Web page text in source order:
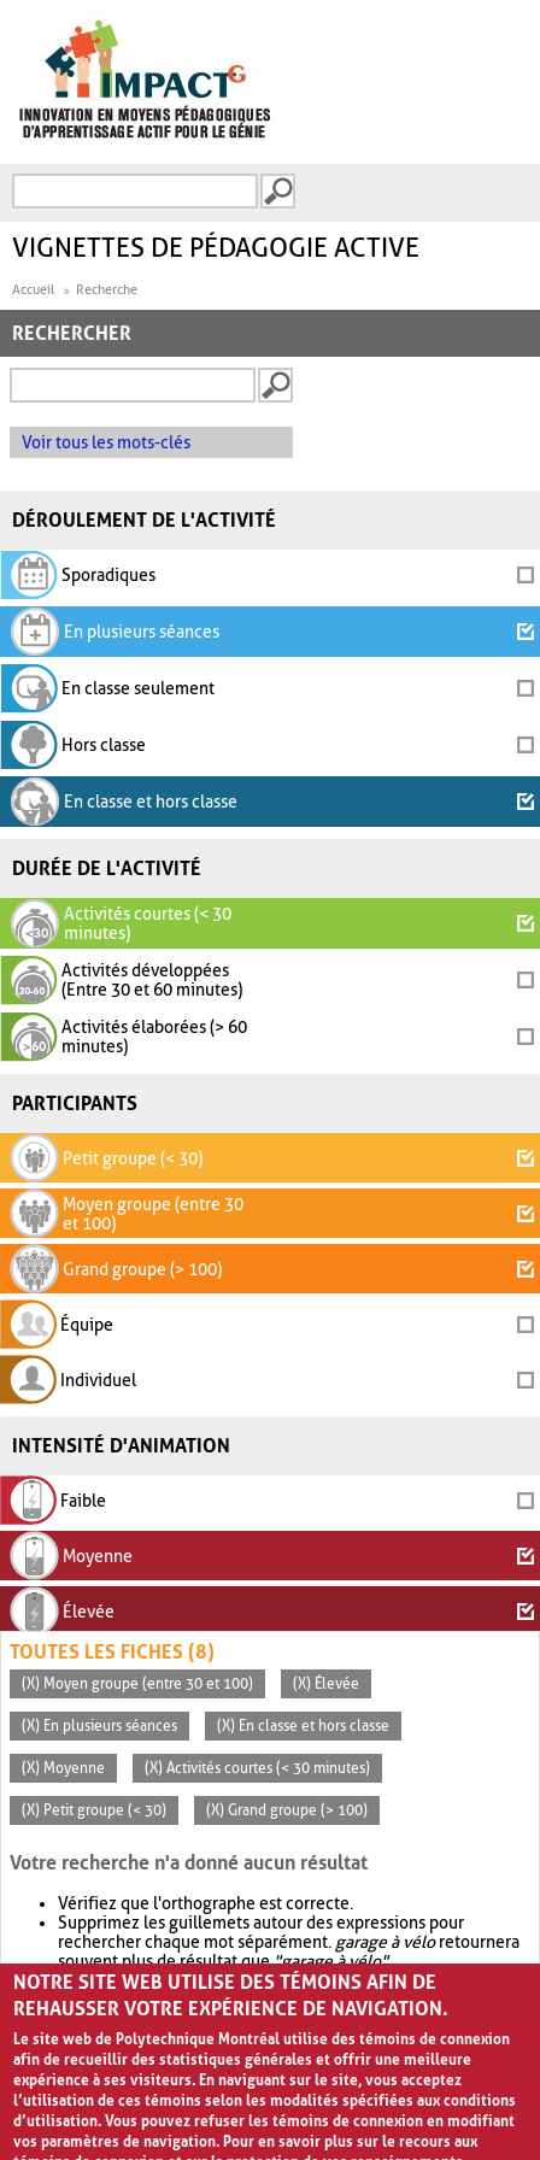
FORMULAIRE DE
VIGNETTES DE PÉDAGOGIE ACTIVE
Accueil Recherche
RECHERCHER
Voir tous les mots-clés
DÉROULEMENT DE L'ACTIVITÉ
Sporadiques
En plusieurs séances
En classe seulement
Hors classe
En classe et hors classe
DURÉE DE L'ACTIVITÉ
Activités courtes (< 30
minutes)
Activités développées
(Entre 30 et 60 minutes)
Activités élaborées (> 60
minutes)
PARTICIPANTS
Petit groupe (< 30)
Moyen groupe (entre 30
et 100)
Grand groupe (> 100)
Équipe
Individuel
INTENSITÉ D'ANIMATION
Faible
Moyenne
Élevée
TOUTES LES FICHES (8)
(X) Moyen groupe (entre 30 et 100) (X) Élevée
(X) En plusieurs séances (X) En classe et hors classe
(X) Moyenne (X) Activités courtes (< 30 minutes)
(X) Petit groupe (< 30) (X) Grand groupe (> 100)
Votre recherche n'a donné aucun résultat
Vérifiez que l'orthographe est correcte.
Supprimez les guillemets autour des expressions pour
rechercher chaque mot séparément. garage à véloretournera
souvent plus de résultat que"garage à vélo".
Envisagez d'élargir votre recherche avec OR.garage OR vélo
retournera souvent plus de résultat quegarage à vélo
NOTRE SITE WEB UTILISE DES TÉMOINS AFIN DE
REHAUSSER VOTRE EXPÉRIENCE DE NAVIGATION.
Le site web de Polytechnique Montréal utilise des témoins de connexion
afin de recueillir des statistiques générales et offrir une meilleure
expérience à ses visiteurs. En naviguant sur le site, vous acceptez
l’utilisation de ces témoins selon les modalités spécifiées aux conditions
d’utilisation. Vous pouvez refuser les témoins de connexion en modifiant
vos paramètres de navigation. Pour en savoir plus sur le recours aux